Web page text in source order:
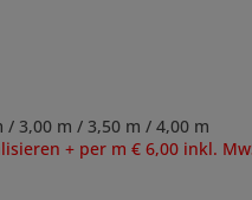
m / 3,50 m / 4,00 m
+ per m € 6,00 inkl.